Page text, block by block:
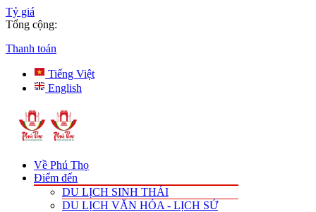
Tỷ giá
Tổng cộng:
Thanh toán
Tiếng Việt
English
Về Phú Thọ
Điểm đến
DU LỊCH SINH THÁI
DU LỊCH VĂN HÓA - LỊCH SỬ